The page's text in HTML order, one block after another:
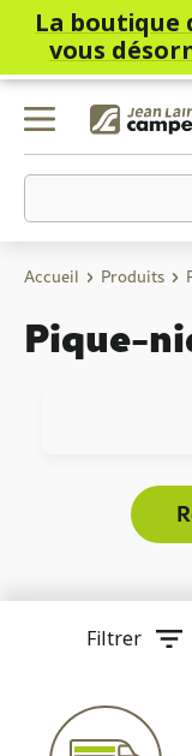
Skip
content
Accueil Produits
Pique-
Filtrer
La boutique
vous